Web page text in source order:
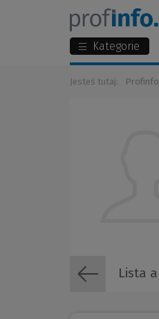
Kategorie
Jesteś tutaj:
Lista